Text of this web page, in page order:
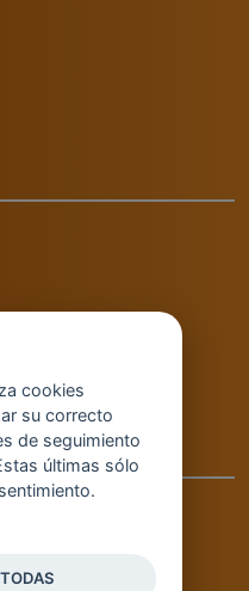
cookies
su correcto
de seguimiento
últimas sólo